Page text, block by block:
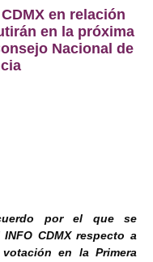
en relación
en la próxima
Nacional de
por el que se
CDMX respecto a
en la Primera